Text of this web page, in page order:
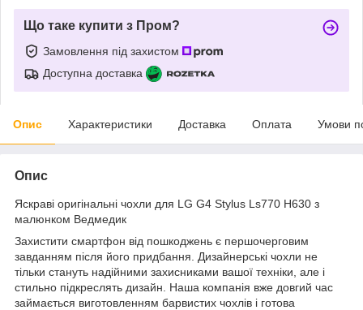
Що таке купити з Пром?
Замовлення під захистом
Доступна доставка
Опис Характеристики Доставка Оплата Умови
Опис
Яскраві оригінальні чохли для LG G4 Stylus Ls770 H630 з
малюнком Ведмедик
Захистити смартфон від пошкоджень є першочерговим
завданням після його придбання. Дизайнерські чохли не
тільки стануть надійними захисниками вашої техніки, але і
стильно підкреслять дизайн. Наша компанія вже довгий час
займається виготовленням барвистих чохлів і готова